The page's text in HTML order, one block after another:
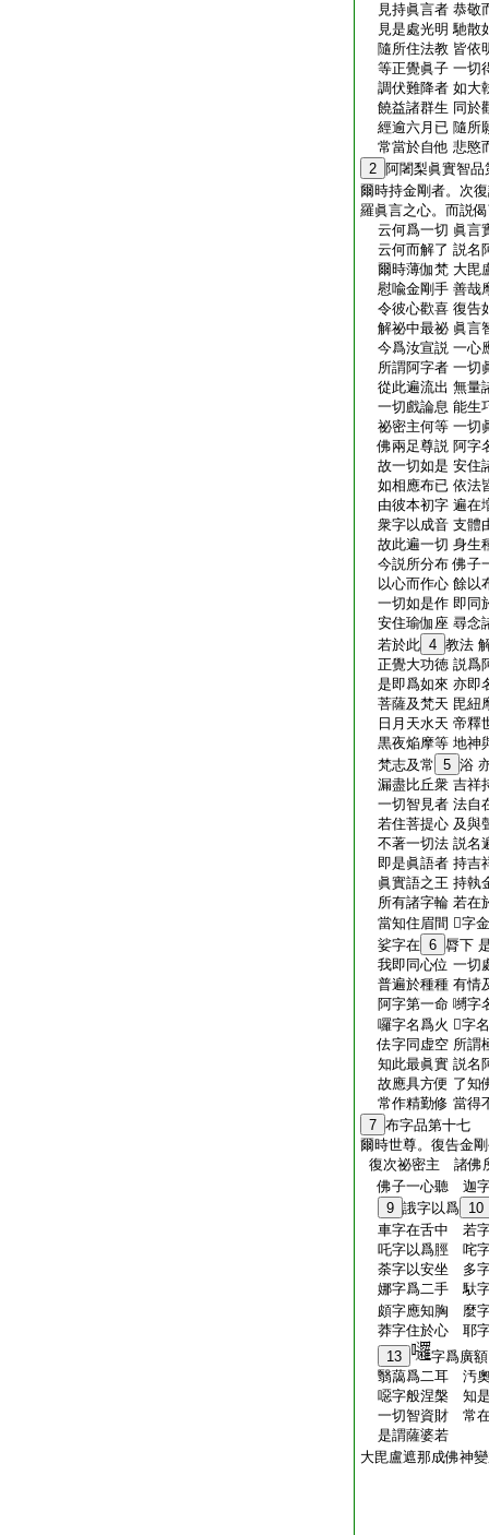
見持眞言者 恭敬
見是處光明 馳散
隨所住法教 皆依
等正覺眞子 一切
調伏難降者 如大
饒益諸群生 同於
經逾六月已 隨所
常當於自他 悲愍
2 阿闍梨眞實智品
爾時持金剛者。次
羅眞言之心。而説
云何爲一切 眞言
云何而解了 説名
爾時薄伽梵 大毘
慰喩金剛手 善哉
令彼心歡喜 復告
解祕中最祕 眞言
今爲汝宣説 一心
所謂阿字者 一切
從此遍流出 無量
一切戲論息 能生
祕密主何等 一切
佛兩足尊説 阿字
故一切如是 安住
如相應布已 依法
由彼本初字 遍在
衆字以成音 支體
故此遍一切 身生
今説所分布 佛子
以心而作心 餘以
一切如是作 即同
安住瑜伽座 尋念
若於此 4 教法
正覺大功徳 説爲
是即爲如來 亦即
菩薩及梵天 毘紐
日月天水天 帝釋
黒夜焔摩等 地神
梵志及常 5 浴
漏盡比丘衆 吉祥
一切智見者 法自
若住菩提心 及與
不著一切法 説名
即是眞語者 持吉
眞實語之王 持執
所有諸字輪 若在
當知住眉間 𤙖字
娑字在 6 脣下
我即同心位 一切
普遍於種種 有情
阿字第一命 嚩字
囉字名爲火 𤙖字
佉字同虚空 所謂
知此最眞實 説名
故應具方便 了知
常作精勤修 當得
7 布字品第十七
爾時世尊。復告金
復次祕密主 諸佛
佛子一心聽 迦
9 誐字以爲 10
車字在舌中 若
吒字以爲脛 咤
荼字以安坐 多
娜字爲二手 馱
頗字應知胸 麼
莽字住於心 耶
13
字爲廣
翳藹爲二耳 汚
噁字般涅槃 知
一切智資財 常
是謂薩婆若
大毘盧遮那成佛神